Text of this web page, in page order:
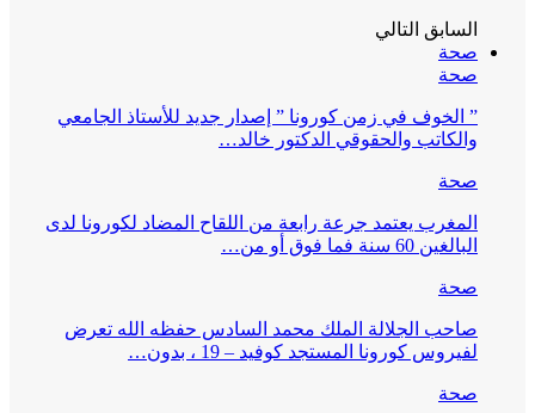
السابق التالي
صحة
صحة
” الخوف في زمن كورونا ” إصدار جديد للأستاذ الجامعي
والكاتب والحقوقي الدكتور خالد…
صحة
المغرب يعتمد جرعة رابعة من اللقاح المضاد لكورونا لدى
البالغين 60 سنة فما فوق أو من…
صحة
صاحب الجلالة الملك محمد السادس حفظه الله تعرض
لفيروس كورونا المستجد كوفيد – 19 ، بدون…
صحة